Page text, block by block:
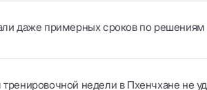
даже примерных сроков по решениям
недели в Пхенчхане не